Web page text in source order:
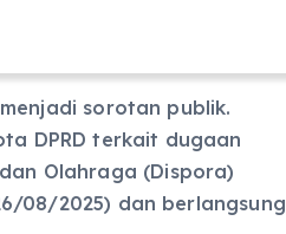
sorotan publik.
DPRD terkait dugaan
Olahraga (Dispora)
08/2025) dan berlangsung